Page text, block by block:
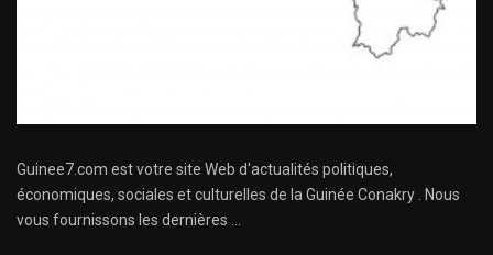
Guinee7.com est votre site Web d'actualités politiques,
économiques, sociales et culturelles de la Guinée Conakry . Nous
vous fournissons les dernières ...